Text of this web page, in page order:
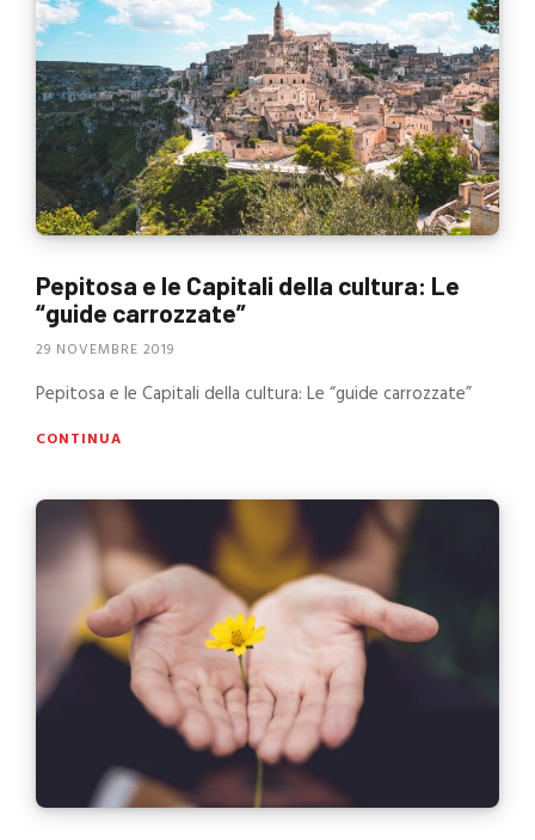
Pepitosa e le Capitali della cultura: Le
“guide carrozzate”
29 NOVEMBRE 2019
Pepitosa e le Capitali della cultura: Le “guide carrozzate”
CONTINUA